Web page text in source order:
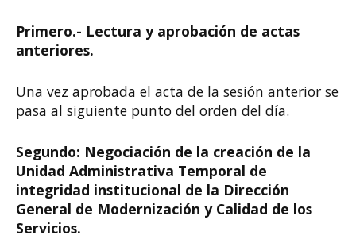
Primero.- Lectura y aprobación de actas
anteriores.
Una vez aprobada el acta de la sesión anterior se
pasa al siguiente punto del orden del día.
Segundo: Negociación de la creación de la
Unidad Administrativa Temporal de
integridad institucional de la Dirección
General de Modernización y Calidad de los
Servicios.